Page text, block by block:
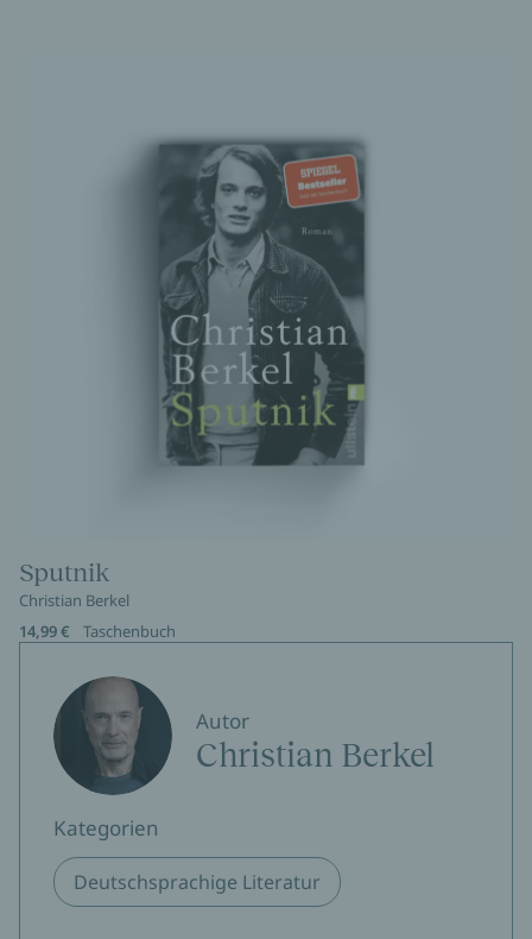
Sputnik
Christian Berkel
14,99 €
Taschenbuch
Autor
Christian Berkel
Kategorien
Deutschsprachige Literatur